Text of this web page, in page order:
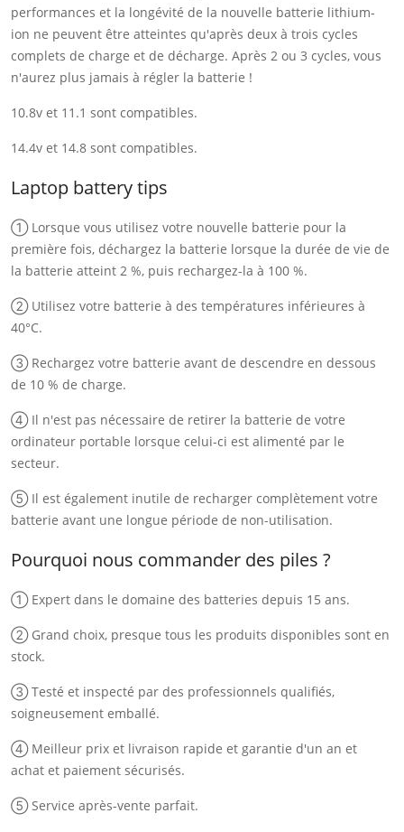
performances et la longévité de la nouvelle batterie lithium-
ion ne peuvent être atteintes qu'après deux à trois cycles
complets de charge et de décharge. Après 2 ou 3 cycles, vous
n'aurez plus jamais à régler la batterie !
10.8v et 11.1 sont compatibles.
14.4v et 14.8 sont compatibles.
Laptop battery tips
① Lorsque vous utilisez votre nouvelle batterie pour la
première fois, déchargez la batterie lorsque la durée de vie de
la batterie atteint 2 %, puis rechargez-la à 100 %.
② Utilisez votre batterie à des températures inférieures à
40°C.
③ Rechargez votre batterie avant de descendre en dessous
de 10 % de charge.
④ Il n'est pas nécessaire de retirer la batterie de votre
ordinateur portable lorsque celui-ci est alimenté par le
secteur.
⑤ Il est également inutile de recharger complètement votre
batterie avant une longue période de non-utilisation.
Pourquoi nous commander des piles ?
① Expert dans le domaine des batteries depuis 15 ans.
② Grand choix, presque tous les produits disponibles sont en
stock.
③ Testé et inspecté par des professionnels qualifiés,
soigneusement emballé.
④ Meilleur prix et livraison rapide et garantie d'un an et
achat et paiement sécurisés.
⑤ Service après-vente parfait.